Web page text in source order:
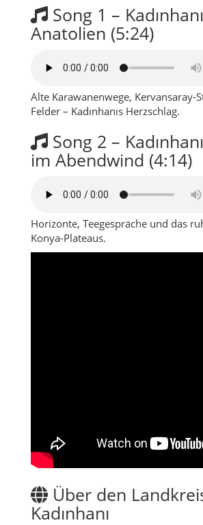
Song 1 –
Anatolien (5:24)
Alte Karawanenwege, Kervansaray-
Felder – Kadınhanıs Herzschlag.
Song 2 –
im Abendwind (4:14)
Horizonte, Teegespräche und das
Konya-Plateaus.
Über den
Kadınhanı